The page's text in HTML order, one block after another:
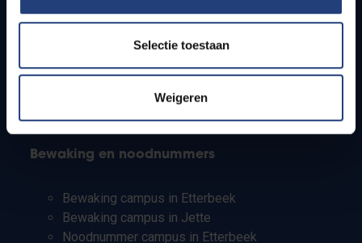
Selectie toestaan
Weigeren
Studenten
PhD-studenten
Leerkrachten en secundaire scholen
Bewaking en noodnummers
Bewaking campus in Etterbeek
Bewaking campus in Jette
Noodnummer campus in Etterbeek